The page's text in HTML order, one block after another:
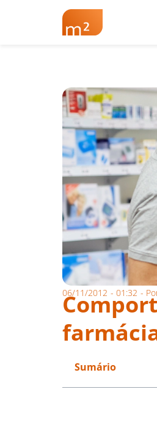
06/11/2012 - 01:32 -
Sumário